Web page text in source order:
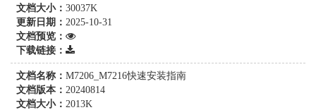
文档大小： 30037K
更新日期： 2025-10-31
文档预览：
下载链接：
文档名称： M7206_M7216快速安装指南
文档版本： 20240814
文档大小： 2013K